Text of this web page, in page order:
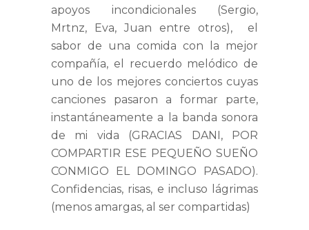
apoyos incondicionales (Sergio,
Mrtnz, Eva, Juan entre otros), el
sabor de una comida con la mejor
compañía, el recuerdo melódico de
uno de los mejores conciertos cuyas
canciones pasaron a formar parte,
instantáneamente a la banda sonora
de mi vida (GRACIAS DANI, POR
COMPARTIR ESE PEQUEÑO SUEÑO
CONMIGO EL DOMINGO PASADO).
Confidencias, risas, e incluso lágrimas
(menos amargas, al ser compartidas)